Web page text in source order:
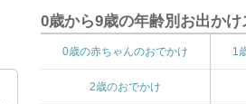
0歳から9歳の年齢別お出かけ
0歳の赤ちゃんのおでかけ 1
2歳のおでかけ